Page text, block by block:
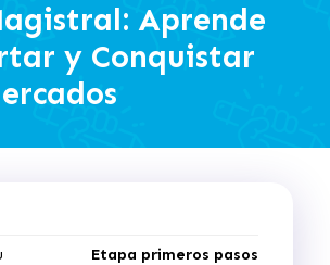
Aprende
y Conquistar
Etapa primeros pasos